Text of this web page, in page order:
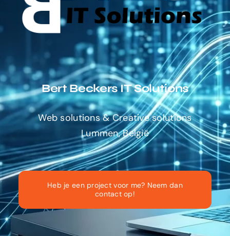
Bert Beckers IT Solutions
Web solutions & Creative solutions
Lummen, België
Heb je een project voor me? Neem dan
contact op!